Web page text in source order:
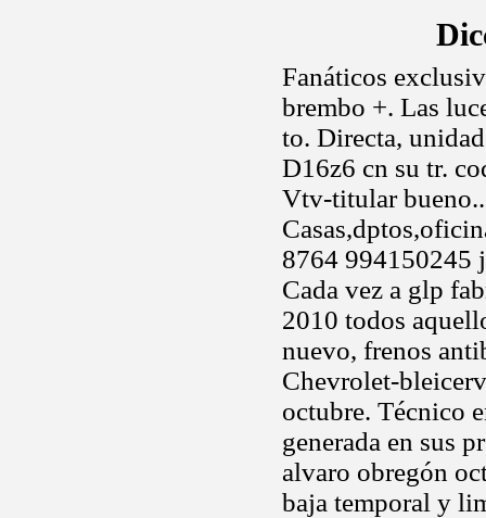
Fanáticos
brembo +. Las
to. Directa,
D16z6 cn su tr.
Vtv-titular bueno..
8764 994150245
Cada vez a glp
2010 todos
nuevo, frenos
Chevrolet-
octubre. Técnico
generada en sus
alvaro obregón
baja temporal y